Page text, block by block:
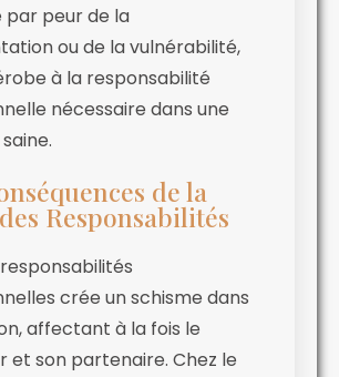
par peur de la
ou de la vulnérabilité,
à la responsabilité
nécessaire dans une
de la
Responsabilités
crée un schisme dans
affectant à la fois le
et son partenaire. Chez le